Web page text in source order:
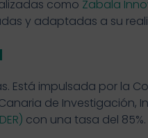
como Zabala
y adaptadas a su
impulsada por la
de Investigación,
con una tasa del 85%.